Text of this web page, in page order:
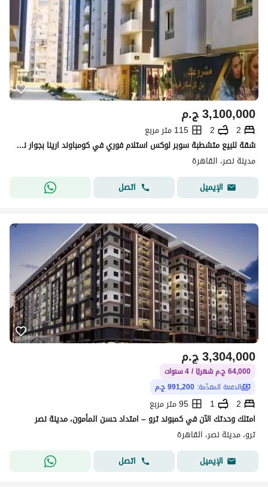
ج.م3,100,000
2
2
115 متر مربع
شقة للبيع متشطبة سوبر لوكس استلام فوري في كومباوند ارينا بجوار نادي السكة والمقاولين
مدينة نصر، القاهرة
الإيميل
اتصل
ج.م3,304,000
64,000 ج.م شهريًا / 4 سنوات
الدفعة المقدّمة: 991,200 ج.م
2
1
95 متر مربع
امتلك وحدتك الآن في كمبوند ترو – امتداد حسن المأمون، مدينة نصر
ترو، مدينة نصر، القاهرة
الإيميل
اتصل